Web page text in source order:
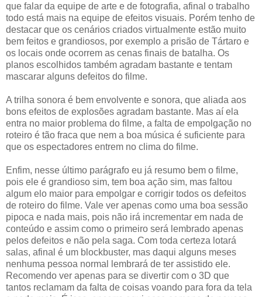
que falar da equipe de arte e de fotografia, afinal o trabalho
todo está mais na equipe de efeitos visuais. Porém tenho de
destacar que os cenários criados virtualmente estão muito
bem feitos e grandiosos, por exemplo a prisão de Tártaro e
os locais onde ocorrem as cenas finais de batalha. Os
planos escolhidos também agradam bastante e tentam
mascarar alguns defeitos do filme.
A trilha sonora é bem envolvente e sonora, que aliada aos
bons efeitos de explosões agradam bastante. Mas aí ela
entra no maior problema do filme, a falta de empolgação no
roteiro é tão fraca que nem a boa música é suficiente para
que os espectadores entrem no clima do filme.
Enfim, nesse último parágrafo eu já resumo bem o filme,
pois ele é grandioso sim, tem boa ação sim, mas faltou
algum elo maior para empolgar e corrigir todos os defeitos
de roteiro do filme. Vale ver apenas como uma boa sessão
pipoca e nada mais, pois não irá incrementar em nada de
conteúdo e assim como o primeiro será lembrado apenas
pelos defeitos e não pela saga. Com toda certeza lotará
salas, afinal é um blockbuster, mas daqui alguns meses
nenhuma pessoa normal lembrará de ter assistido ele.
Recomendo ver apenas para se divertir com o 3D que
tantos reclamam da falta de coisas voando para fora da tela